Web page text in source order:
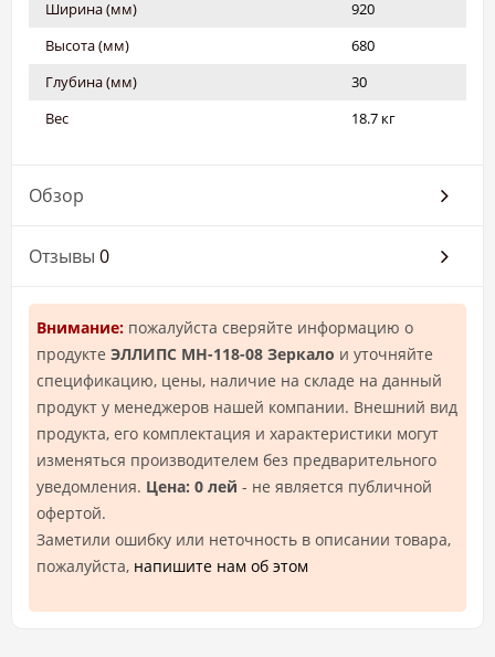
Ширина (мм)
920
Высота (мм)
680
Глубина (мм)
30
Вес
18.7 кг
Обзор
Отзывы 0
Внимание: пожалуйста сверяйте информацию о
продукте ЭЛЛИПС МН-118-08 Зеркало и уточняйте
спецификацию, цены, наличие на складе на данный
продукт у менеджеров нашей компании. Внешний вид
продукта, его комплектация и характеристики могут
изменяться производителем без предварительного
уведомления. Цена: 0 лей - не является публичной
офертой.
Заметили ошибку или неточность в описании товара,
пожалуйста, напишите нам об этом